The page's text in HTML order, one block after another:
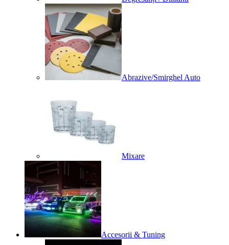
Abrazive/Smirghel Auto
Mixare
Accesorii & Tuning